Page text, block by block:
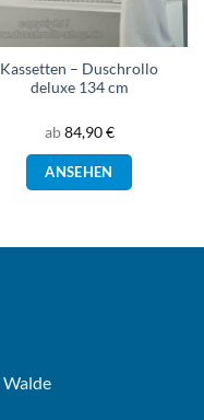
Kassetten – Duschrollo
deluxe 134 cm
ab84,90€
ANSEHEN
Walde